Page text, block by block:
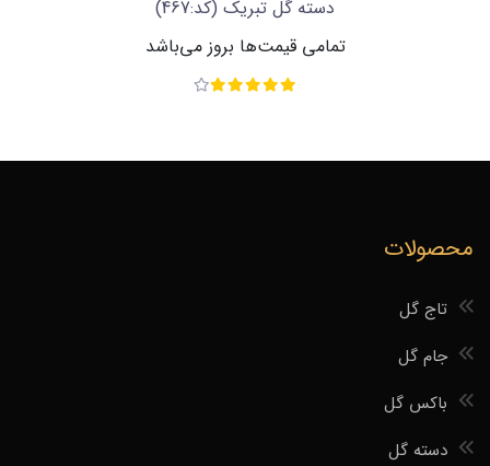
دسته گل تبریک (کد:467)
تمامی قیمت‌ها بروز می‌باشد
محصولات
تاج گل
جام گل
باکس گل
دسته گل